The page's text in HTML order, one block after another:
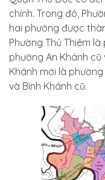
chính. Trong đó,
hai phường được
Phường Thủ Thiêm
phường An Khánh cũ
Khánh mới là
và Bình Khánh cũ.